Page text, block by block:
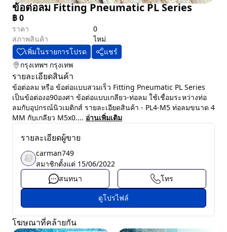
ข้อต่อลม Fitting Pneumatic PL Series
฿0
ราคา
0
สภาพสินค้า
ไหม่
เพิ่มในรายการโปรด
แชร์
กรุงเทพฯ กรุงเทพ
รายละเอียดสินค้า
ข้อต่อลม หรือ ข้อต่อแบบสวมเร็ว Fitting Pneumatic PL Series
เป็นข้อต่องอ90องศา ข้อต่อแบบเกลียว-ท่อลม ใช้เชื่อมระหว่างท่อ
ลมกับอุปกรณ์นิวเมติกส์ รายละเอียดสินค้า - PL4-M5 ท่อลมขนาด 4
MM กับเกลียว M5x0.... อ่านเพิ่มเติม
รายละเอียดผู้ขาย
carman749
สมาชิกตั้งแต่ 15/06/2022
สนทนา
โทร
ดูโปรไฟล์
โฆษณาที่คล้ายกัน